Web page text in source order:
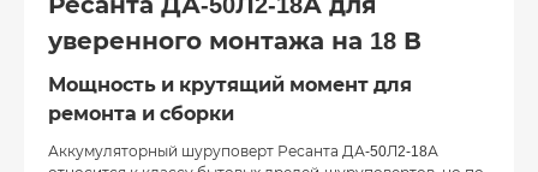
уверенного монтажа на 18 В
Мощность и крутящий момент для
ремонта и сборки
Аккумуляторный шуруповерт Ресанта ДА-50Л2-18А